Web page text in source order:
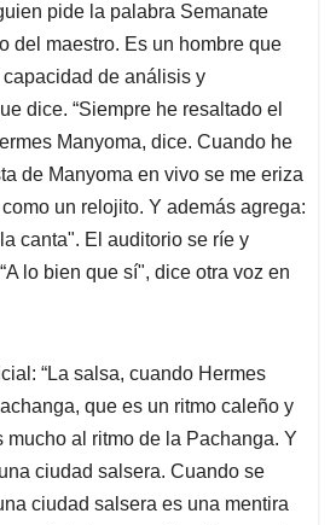
pide la palabra Semanate
del maestro. Es un hombre que
de análisis y
dice. “Siempre he resaltado el
Manyoma, dice. Cuando he
de Manyoma en vivo se me eriza
un relojito. Y además agrega:
canta". El auditorio se ríe y
lo bien que sí", dice otra voz en
“La salsa, cuando Hermes
que es un ritmo caleño y
al ritmo de la Pachanga. Y
ciudad salsera. Cuando se
ciudad salsera es una mentira